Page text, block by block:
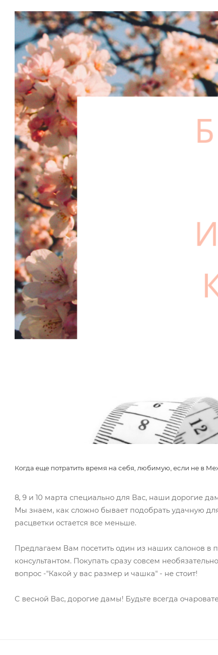
Когда еще потратить время на себя, любимую, если не в
8, 9 и 10 марта специально для Вас, наши дорогие
Мы знаем, как сложно бывает подобрать удачную
расцветки остается все меньше.
Предлагаем Вам посетить один из наших салонов в
консультантом. Покупать сразу совсем
вопрос -"Какой у вас размер и чашка" - не стоит!
С весной Вас, дорогие дамы! Будьте всегда